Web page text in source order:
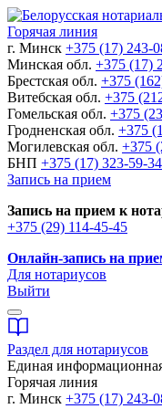
Горячая линия
г. Минск +375 (17) 243-
Минская обл. +375 (17)
Брестская обл. +375
Витебская обл. +375
Гомельская обл. +375
Гродненская обл. +375
Могилевская обл. +375
БНП +375 (17) 323-59-34
Запись на прием
Запись на прием к
+375 (29) 114-45-45
Онлайн-запись на
Для нотариусов
Выйти
Раздел для нотариусов
Единая
Горячая линия
г. Минск +375 (17) 243-